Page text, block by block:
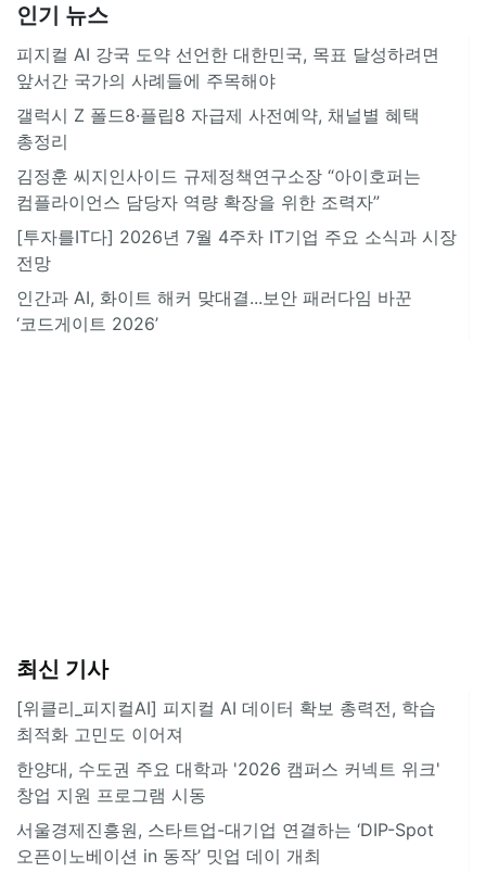
인기 뉴스
피지컬 AI 강국 도약 선언한 대한민국, 목표 달성하려면
앞서간 국가의 사례들에 주목해야
갤럭시 Z 폴드8·플립8 자급제 사전예약, 채널별 혜택
총정리
김정훈 씨지인사이드 규제정책연구소장 “아이호퍼는
컴플라이언스 담당자 역량 확장을 위한 조력자”
[투자를IT다] 2026년 7월 4주차 IT기업 주요 소식과 시장
전망
인간과 AI, 화이트 해커 맞대결...보안 패러다임 바꾼
‘코드게이트 2026’
최신 기사
[위클리_피지컬AI] 피지컬 AI 데이터 확보 총력전, 학습
최적화 고민도 이어져
한양대, 수도권 주요 대학과 '2026 캠퍼스 커넥트 위크'
창업 지원 프로그램 시동
서울경제진흥원, 스타트업-대기업 연결하는 ‘DIP-Spot
오픈이노베이션 in 동작’ 밋업 데이 개최